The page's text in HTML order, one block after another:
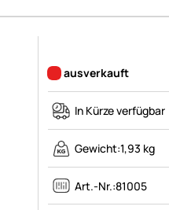
ausverkauft
In Kürze verfügbar
Gewicht:1,93 kg
Art.-Nr.:81005